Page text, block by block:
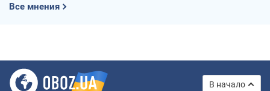
Все мнения
В начало